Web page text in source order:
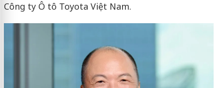
Công ty Ô tô Toyota Việt Nam.